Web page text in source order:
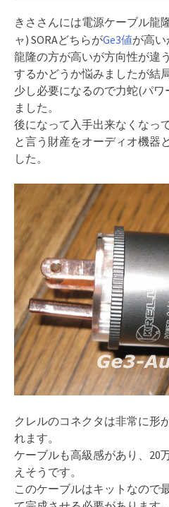
きささんには電源ケーブル龍
ャ) SORAどちらがGe3値が高い
龍隆の方が高いが方向性が違
するかどうか悩みましたが結
少し必要になるので力蛇(パワ
ました。
後になって入手出来なくなっ
と言う財産をオーディオ機器
した。
クレルのコネクタは非常に形
れます。
ケーブルも高級感があり、20
えそうです。
このケーブルはキットなので